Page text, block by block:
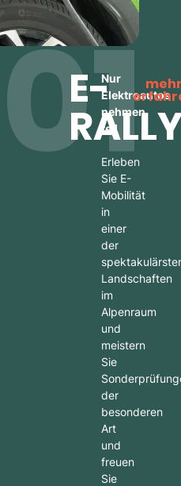
01
E-Nur
Elektroautos
nehmen
teil
Erleben
Sie E-
Mobilität
in
einer
der
Landschaften
im
Alpenraum
und
meistern
Sie
der
besonderen
Art
und
freuen
Sie